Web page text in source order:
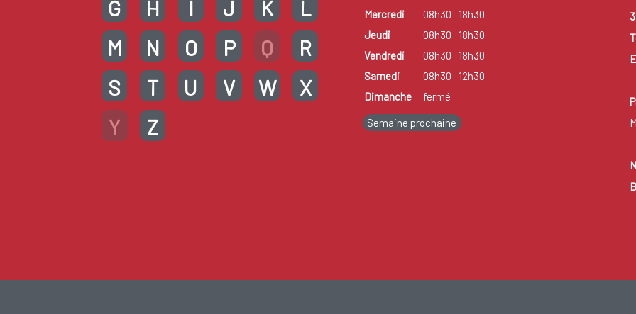
G
H I J K
L
M
N O P Q
R
S
T U V W
X
Y
Z
Mercredi
08h30
18h30
Jeudi
08h30
18h30
Vendredi
08h30
18h30
Samedi
08h30
12h30
Dimanche
fermé
Semaine prochaine